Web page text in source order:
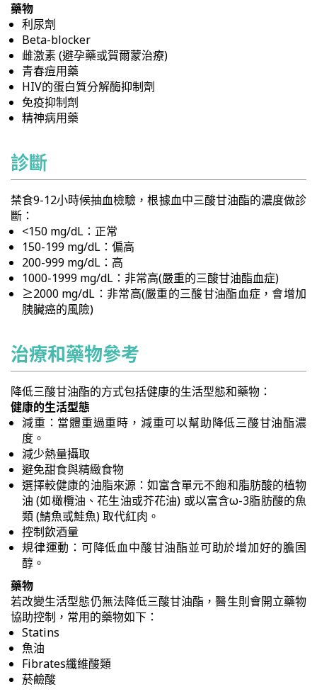
藥物
利尿劑
Beta-blocker
雌激素 (避孕藥或賀爾蒙治療)
青春痘用藥
HIV的蛋白質分解酶抑制劑
免疫抑制劑
精神病用藥
診斷
禁食9-12小時候抽血檢驗，根據血中三酸甘油酯的濃度做診
斷：
<150 mg/dL：正常
150-199 mg/dL：偏高
200-999 mg/dL：高
1000-1999 mg/dL：非常高(嚴重的三酸甘油酯血症)
≥2000 mg/dL：非常高(嚴重的三酸甘油酯血症，會增加
胰臟癌的風險)
治療和藥物參考
降低三酸甘油酯的方式包括健康的生活型態和藥物：
健康的生活型態
減重：當體重過重時，減重可以幫助降低三酸甘油酯濃
度。
減少熱量攝取
避免甜食與精緻食物
選擇較健康的油脂來源：如富含單元不飽和脂肪酸的植物
油 (如橄欖油、花生油或芥花油) 或以富含ω-3脂肪酸的魚
類 (鯖魚或鮭魚) 取代紅肉。
控制飲酒量
規律運動：可降低血中酸甘油酯並可助於增加好的膽固
醇。
藥物
若改變生活型態仍無法降低三酸甘油酯，醫生則會開立藥物
協助控制，常用的藥物如下：
Statins
魚油
Fibrates纖維酸類
菸鹼酸